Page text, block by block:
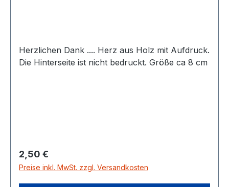
Herzlichen Dank .... Herz aus Holz mit Aufdruck.
Die Hinterseite ist nicht bedruckt. Größe ca 8 cm
Regulärer Preis:
2,50 €
Preise inkl. MwSt. zzgl. Versandkosten